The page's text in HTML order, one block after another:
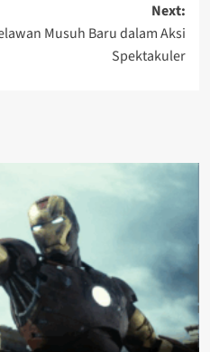
Next:
Musuh Baru dalam Aksi
Spektakuler